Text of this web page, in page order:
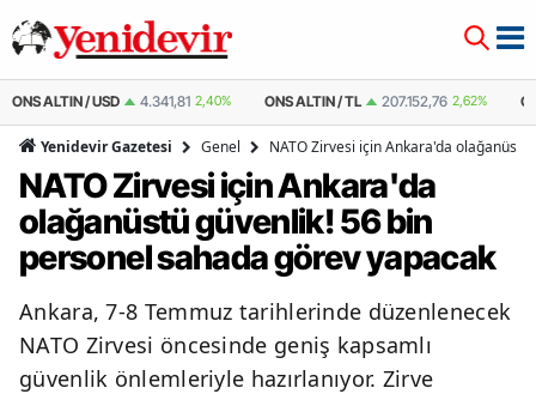
ONS ALTIN / TL 207.152,76 2,62% ÇEYREK ALTIN 10.889,99 2,59%
Yenidevir Gazetesi Genel NATO Zirvesi için Ankara'da
NATO Zirvesi için Ankara'da
olağanüstü güvenlik! 56 bin
personel sahada görev yapacak
Ankara, 7-8 Temmuz tarihlerinde düzenlenecek
NATO Zirvesi öncesinde geniş kapsamlı
güvenlik önlemleriyle hazırlanıyor. Zirve